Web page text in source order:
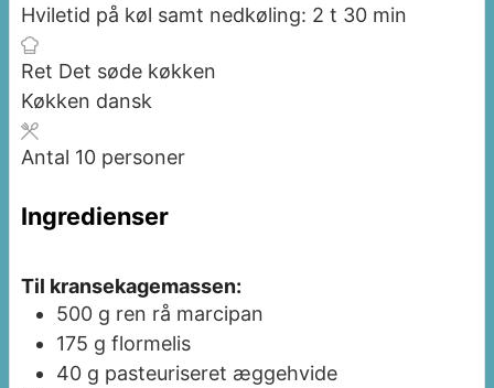
Hviletid på køl samt nedkøling: 2 timer
t 30minutter
min
Ret Det søde køkken
Køkken dansk
Antal 10 personer
Ingredienser
Til kransekagemassen:
500 g ren rå marcipan
175 g flormelis
40 g pasteuriseret æggehvide